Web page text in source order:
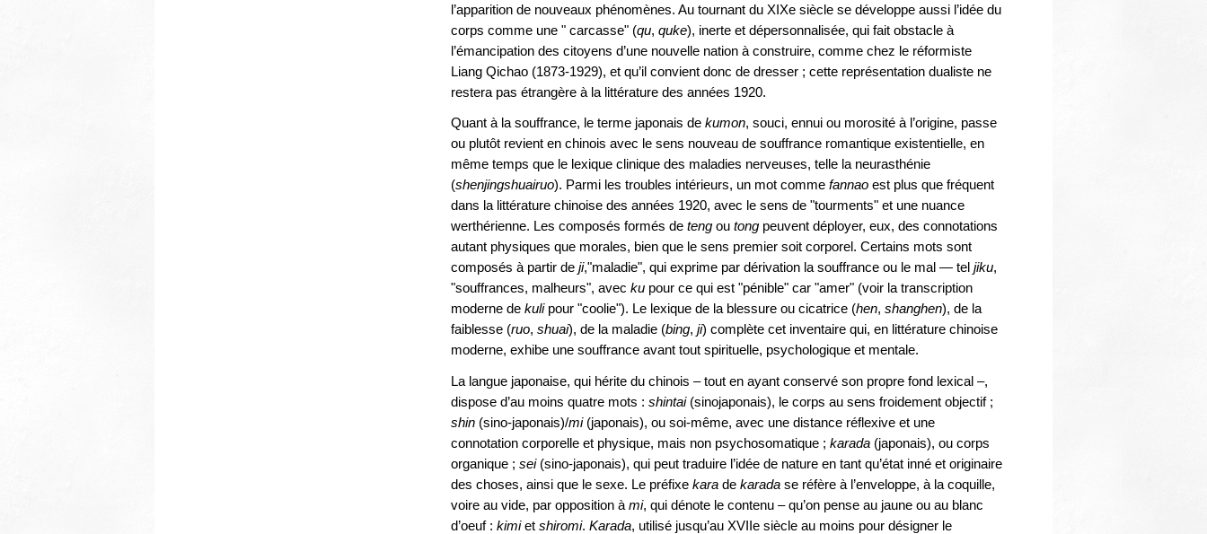
l’apparition de nouveaux phénomènes. Au tournant du XIXe siècle se développe aussi l’idée du
corps comme une " carcasse" (qu, quke), inerte et dépersonnalisée, qui fait obstacle à
l’émancipation des citoyens d’une nouvelle nation à construire, comme chez le réformiste
Liang Qichao (1873-1929), et qu’il convient donc de dresser ; cette représentation dualiste ne
restera pas étrangère à la littérature des années 1920.
Quant à la souffrance, le terme japonais de kumon, souci, ennui ou morosité à l’origine, passe
ou plutôt revient en chinois avec le sens nouveau de souffrance romantique existentielle, en
même temps que le lexique clinique des maladies nerveuses, telle la neurasthénie
(shenjingshuairuo). Parmi les troubles intérieurs, un mot comme fannao est plus que fréquent
dans la littérature chinoise des années 1920, avec le sens de "tourments" et une nuance
werthérienne. Les composés formés de teng ou tong peuvent déployer, eux, des connotations
autant physiques que morales, bien que le sens premier soit corporel. Certains mots sont
composés à partir de ji,"maladie", qui exprime par dérivation la souffrance ou le mal — tel jiku,
"souffrances, malheurs", avec ku pour ce qui est "pénible" car "amer" (voir la transcription
moderne de kuli pour "coolie"). Le lexique de la blessure ou cicatrice (hen, shanghen), de la
faiblesse (ruo, shuai), de la maladie (bing, ji) complète cet inventaire qui, en littérature chinoise
moderne, exhibe une souffrance avant tout spirituelle, psychologique et mentale.
La langue japonaise, qui hérite du chinois – tout en ayant conservé son propre fond lexical –,
dispose d’au moins quatre mots : shintai (sinojaponais), le corps au sens froidement objectif ;
shin (sino-japonais)/mi (japonais), ou soi-même, avec une distance réflexive et une
connotation corporelle et physique, mais non psychosomatique ; karada (japonais), ou corps
organique ; sei (sino-japonais), qui peut traduire l’idée de nature en tant qu’état inné et originaire
des choses, ainsi que le sexe. Le préfixe kara de karada se réfère à l’enveloppe, à la coquille,
voire au vide, par opposition à mi, qui dénote le contenu – qu’on pense au jaune ou au blanc
d’oeuf : kimiet shiromi. Karada, utilisé jusqu’au XVIIe siècle au moins pour désigner le